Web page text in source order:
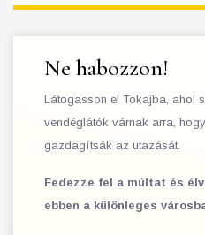
Ne habozzon!
Látogasson el Tokajba, ahol
vendéglátók várnak arra,
gazdagítsák az utazását.
Fedezze fel a múltat és
ebben a különleges